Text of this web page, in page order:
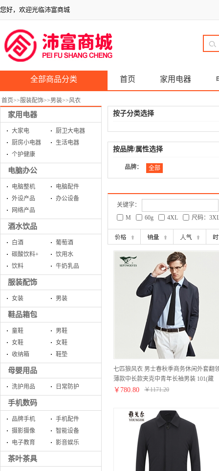
您好，欢迎光临沛富商城
全部商品分类 首页 家用电器
首页>>服装配饰>>男装>>风衣
家用电器
大家电
厨卫大电器
厨房小电器
生活电器
个护健康
电脑办公
电脑整机
电脑配件
外设产品
办公设备
网络产品
酒水饮品
白酒
葡萄酒
碳酸饮料+
饮用水
饮料
牛奶乳品
服装配饰
女装 男装
鞋品箱包
童鞋
男鞋
女鞋
女鞋
收纳箱
鞋垫
母婴用品
洗护用品 日常防护
手机数码
品牌手机
手机配件
摄影摄像
智能设备
电子教育
影音娱乐
茶叶茶具
按子分类选择
按品牌/属性选择
品牌： 全部
关键字：
M
60g 4XL 尺码：
七匹狼风衣 男士春秋季商务休闲外套翻
薄款中长款夹克中青年长袖男装 101(藏
青) 175/XL
￥ 780.80 ￥1171.20